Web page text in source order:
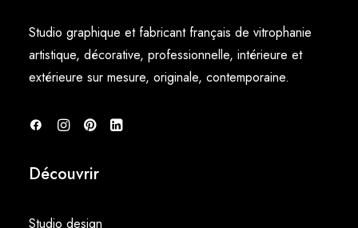
Studio graphique et fabricant français de vitrophanie
artistique, décorative, professionnelle, intérieure et
extérieure sur mesure, originale, contemporaine.
Découvrir
Studio design